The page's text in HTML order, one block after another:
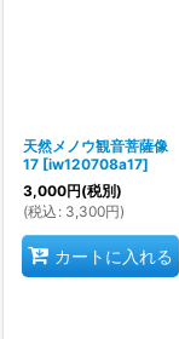
天然メノウ観音菩薩像
17 [iw120708a17]
3,000円(税別)
(税込 : 3,300円)
カートに入れる